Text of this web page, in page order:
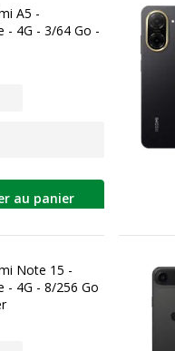
A5 -
- 4G - 3/64 Go -
au panier
Note 15 -
- 4G - 8/256 Go